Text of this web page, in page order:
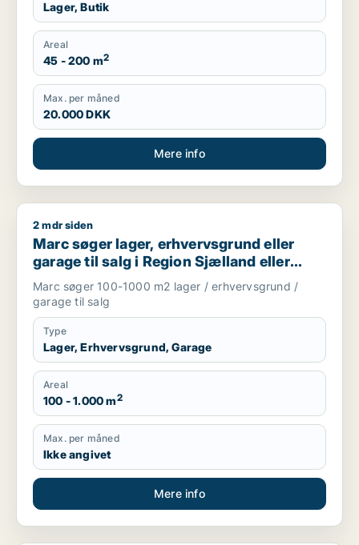
Lager, Butik
Areal
45 - 200 m2
Max. per måned
20.000 DKK
Mere info
Marc søger lager, erhvervsgrund eller garage til salg i
2 mdr siden
Marc søger lager, erhvervsgrund eller
garage til salg i Region Sjælland eller
Nordsjælland
Marc søger 100-1000 m2 lager / erhvervsgrund /
garage til salg
Type
Lager, Erhvervsgrund, Garage
Areal
100 - 1.000 m2
Max. per måned
Ikke angivet
Mere info